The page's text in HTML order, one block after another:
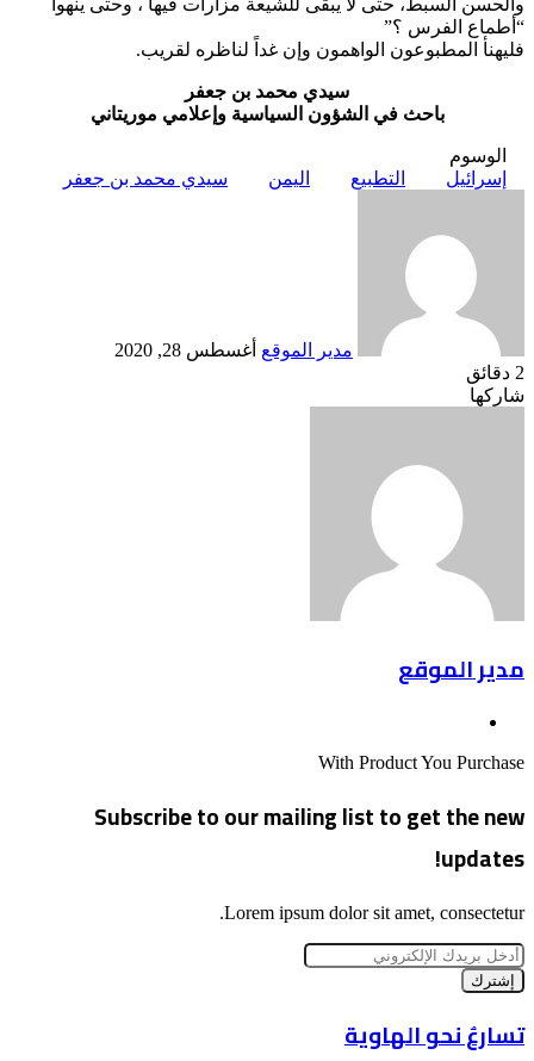
“أطماع الفرس ؟”
فليهنأ المطبوعون الواهمون وإن غداً لناظره لقريب.
سيدي محمد بن جعفر
باحث في الشؤون السياسية وإعلامي موريتاني
الوسوم
إسرائيل
التطبيع اليمن سيدي محمد بن جعفر
مدير الموقع أغسطس 28, 2020
2 دقائق
فيسبوك
‫X
لينكدإن
بينتيريست
Odnoklassniki
شاركها
مدير الموقع
With Product You Purchase
Subscribe to our mailing list to get the new
updates!
Lorem ipsum dolor sit amet, consectetur.
أدخل
بريدك
الإلكتروني
تسارعٌ
نحو
تسارعٌ نحو الهاوية